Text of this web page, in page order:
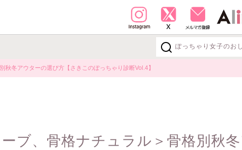
ぽっちゃり女子のお
冬アウターの選び方【さきこのぽっちゃり診断Vol.4】
ブ、骨格ナチュラル＞骨格別秋冬